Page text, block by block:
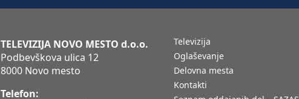
TELEVIZIJA NOVO MESTO d.o.o.
Podbevškova ulica 12
8000 Novo mesto
Telefon:
Televizija
Oglaševanje
Delovna mesta
Kontakti